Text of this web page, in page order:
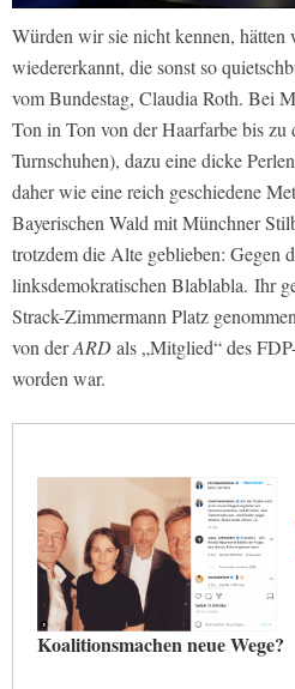
Würden wir sie nicht kennen, hätten
wiedererkannt, die sonst so
vom Bundestag, Claudia Roth. Bei
Ton in Ton von der Haarfarbe bis zu
Turnschuhen), dazu eine dicke
daher wie eine reich geschiedene
Bayerischen Wald mit Münchner
trotzdem die Alte geblieben: Gegen
linksdemokratischen Blablabla. Ihr
Strack-Zimmermann Platz
von derARDals „Mitglied“ des
worden war.
Koalitionsmachen neue Wege?